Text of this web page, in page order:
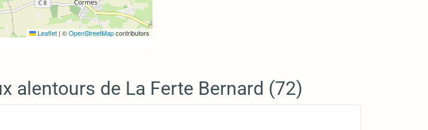
Leaflet | ©OpenStreetMapcontributors
alentours de La Ferte Bernard (72)